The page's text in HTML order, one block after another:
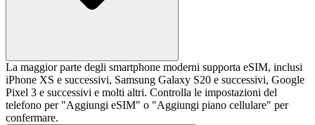
La maggior parte degli smartphone moderni supporta eSIM, inclusi
iPhone XS e successivi, Samsung Galaxy S20 e successivi, Google
Pixel 3 e successivi e molti altri. Controlla le impostazioni del
telefono per "Aggiungi eSIM" o "Aggiungi piano cellulare" per
confermare.